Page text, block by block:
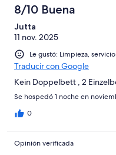
8/10 Buena
Jutta
11 nov. 2025
Le gustó: Limpieza,
Traducir con Google
Kein Doppelbett , 2
Se hospedó 1 noche en
0
Opinión verificada